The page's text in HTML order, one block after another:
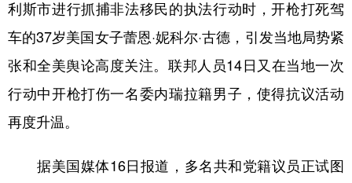
利斯市进行抓捕非法移民的执法行动时，开枪打死驾
车的37岁美国女子蕾恩·妮科尔·古德，引发当地局势紧
张和全美舆论高度关注。联邦人员14日又在当地一次
行动中开枪打伤一名委内瑞拉籍男子，使得抗议活动
再度升温。
据美国媒体16日报道，多名共和党籍议员正试图